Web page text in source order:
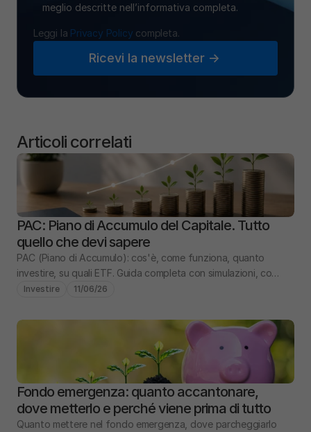
meglio descritte nell’informativa completa.
Leggi la Privacy Policy completa.
Ricevi la newsletter ->
Articoli correlati
PAC: Piano di Accumulo del Capitale. Tutto
quello che devi sapere
PAC (Piano di Accumulo): cos'è, come funziona, quanto
investire, su quali ETF. Guida completa con simulazioni, costi
e confronto PIC vs PAC.
Investire 11/06/26
Fondo emergenza: quanto accantonare,
dove metterlo e perché viene prima di tutto
Quanto mettere nel fondo emergenza, dove parcheggiarlo